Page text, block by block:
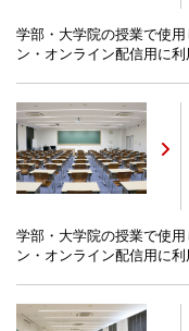
学部・大学院の授業で使
ン・オンライン配信用に
学部・大学院の授業で使
ン・オンライン配信用に